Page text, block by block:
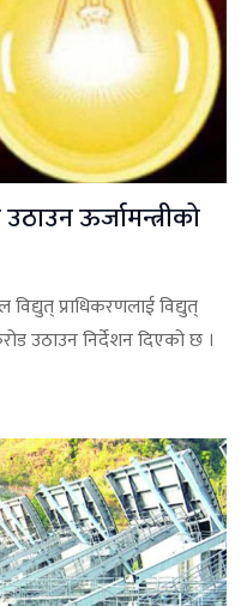
ऊर्जामन्त्रीको
प्राधिकरणलाई विद्युत्
उठाउन निर्देशन दिएको छ ।